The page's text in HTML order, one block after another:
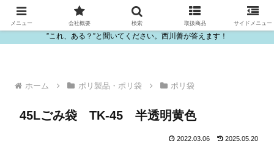
ビニール・プラスチック製品の卸販売は西川善
”これ、ある？”と聞いてください。西川善が答えます！
ホーム ポリ製品・ポリ袋 ポリ袋
45Lごみ袋 TK-45 半透明黄色
2022.03.06 2025.05.20
メニュー 会社概要 検索 取扱商品 サイドメニュー